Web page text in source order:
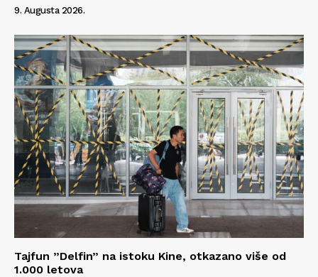
9. Augusta 2026.
Tajfun ”Delfin” na istoku Kine, otkazano više od
1.000 letova